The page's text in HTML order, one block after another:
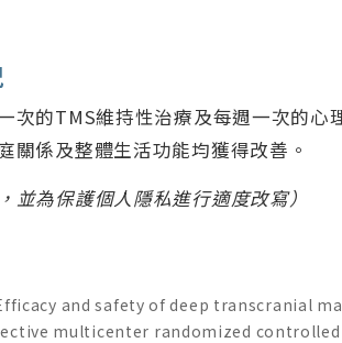
次的TMS維持性治療及每週一次的心
關係及整體生活功能均獲得改善。
並為保護個人隱私進行適度改寫）
and safety of deep transcranial
multicenter randomized